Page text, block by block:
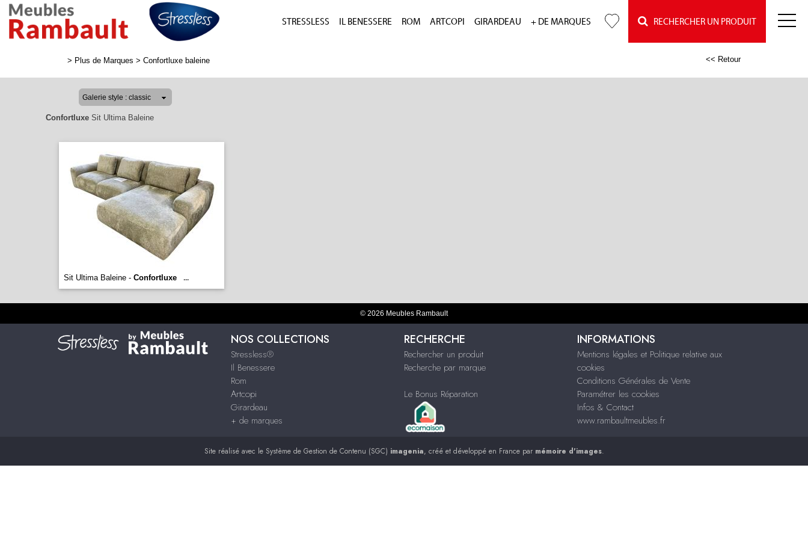
STRESSLESS IL BENESSERE ROM ARTCOPI GIRARDEAU + DE MARQUES RECHERCHER UN PRODUIT
> Plus de Marques > Confortluxe baleine << Retour
Confortluxe Sit Ultima Baleine
Sit Ultima Baleine - Confortluxe ...
© 2026 Meubles Rambault
NOS COLLECTIONS
Stressless®
Il Benessere
Rom
Artcopi
Girardeau
+ de marques
RECHERCHE
Rechercher un produit
Recherche par marque
Le Bonus Réparation
INFORMATIONS
Mentions légales et Politique relative aux
cookies
Conditions Générales de Vente
Paramétrer les cookies
Infos & Contact
www.rambaultmeubles.fr
Site réalisé avec le Système de Gestion de Contenu (SGC) imagenia, créé et développé en France par mémoire d'images.